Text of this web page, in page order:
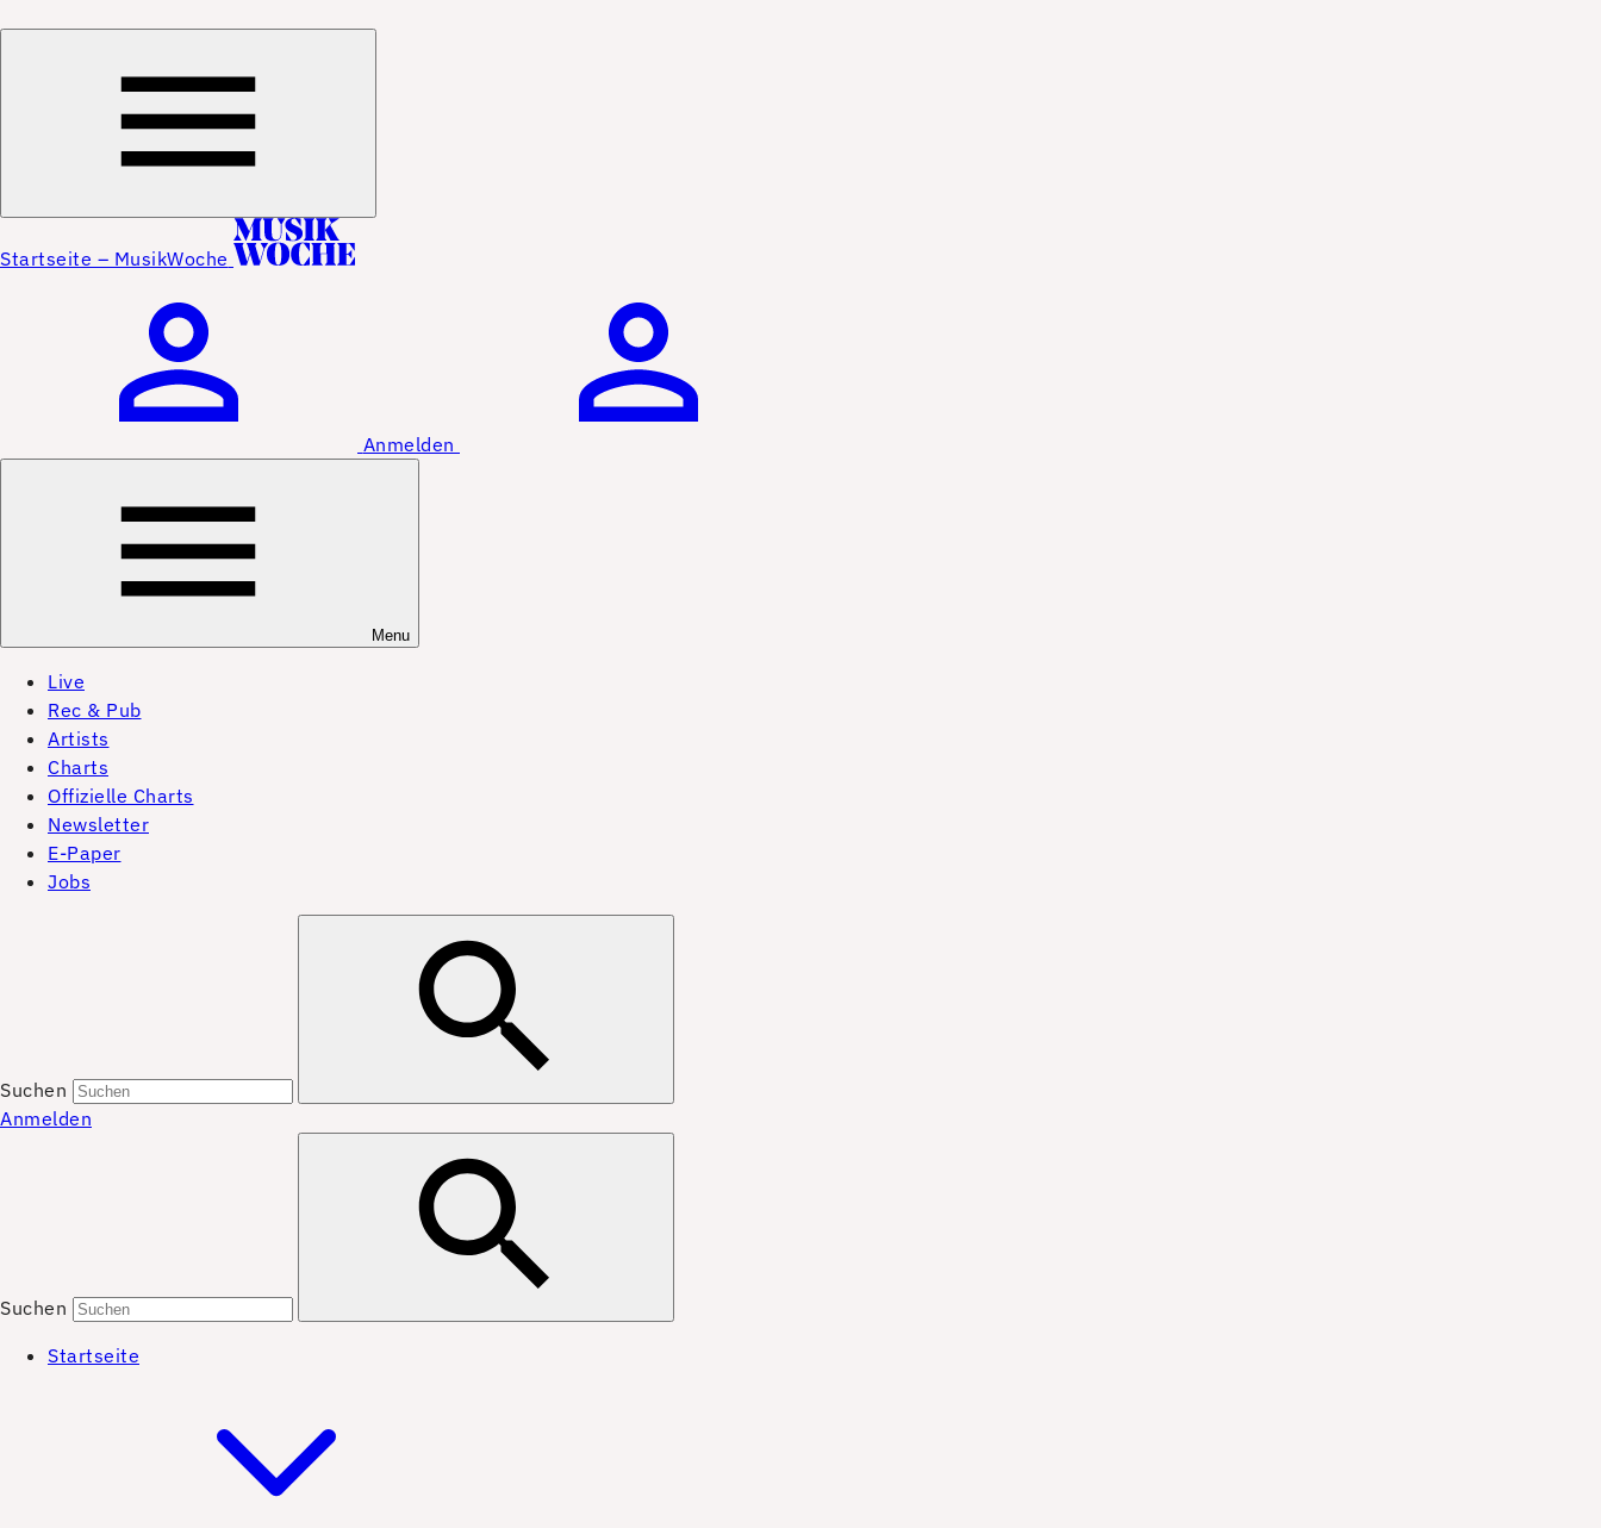
Startseite – MusikWoche
Anmelden
Menu
Live
Rec & Pub
Artists
Charts
Offizielle Charts
Newsletter
E-Paper
Jobs
Suchen
Anmelden
Suchen
Startseite